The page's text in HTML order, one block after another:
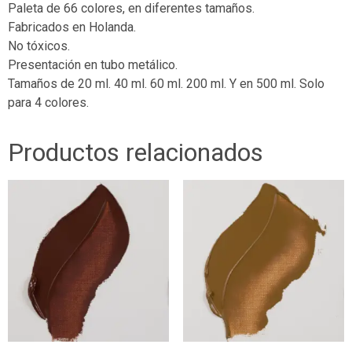
Paleta de 66 colores, en diferentes tamaños.
Fabricados en Holanda.
No tóxicos.
Presentación en tubo metálico.
Tamaños de 20 ml. 40 ml. 60 ml. 200 ml. Y en 500 ml. Solo
para 4 colores.
Productos relacionados